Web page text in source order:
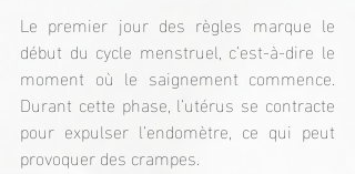
Le premier jour des règles marque le
début du cycle menstruel, c’est-à-dire le
moment où le saignement commence.
Durant cette phase, l’utérus se contracte
pour expulser l’endomètre, ce qui peut
provoquer des crampes.